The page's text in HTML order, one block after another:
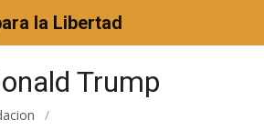
la Libertad
Trump
/